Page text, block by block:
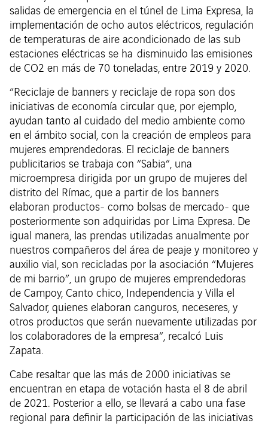
salidas de emergencia en el túnel de Lima Expresa, la
implementación de ocho autos eléctricos, regulación
de temperaturas de aire acondicionado de las sub
estaciones eléctricas se ha disminuido las emisiones
de CO2 en más de 70 toneladas, entre 2019 y 2020.
“Reciclaje de banners y reciclaje de ropa son dos
iniciativas de economía circular que, por ejemplo,
ayudan tanto al cuidado del medio ambiente como
en el ámbito social, con la creación de empleos para
mujeres emprendedoras. El reciclaje de banners
publicitarios se trabaja con “Sabia”, una
microempresa dirigida por un grupo de mujeres del
distrito del Rímac, que a partir de los banners
elaboran productos- como bolsas de mercado- que
posteriormente son adquiridas por Lima Expresa. De
igual manera, las prendas utilizadas anualmente por
nuestros compañeros del área de peaje y monitoreo y
auxilio vial, son recicladas por la asociación “Mujeres
de mi barrio”, un grupo de mujeres emprendedoras
de Campoy, Canto chico, Independencia y Villa el
Salvador, quienes elaboran canguros, neceseres, y
otros productos que serán nuevamente utilizadas por
los colaboradores de la empresa”, recalcó Luis
Zapata.
Cabe resaltar que las más de 2000 iniciativas se
encuentran en etapa de votación hasta el 8 de abril
de 2021. Posterior a ello, se llevará a cabo una fase
regional para definir la participación de las iniciativas